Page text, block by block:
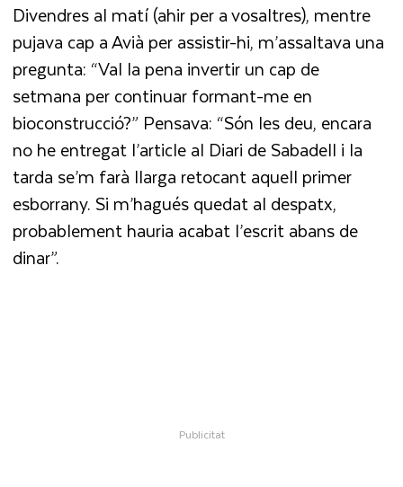
Divendres al matí (ahir per a vosaltres), mentre
pujava cap a Avià per assistir-hi, m’assaltava una
pregunta: “Val la pena invertir un cap de
setmana per continuar formant-me en
bioconstrucció?” Pensava: “Són les deu, encara
no he entregat l’article al Diari de Sabadell i la
tarda se’m farà llarga retocant aquell primer
esborrany. Si m’hagués quedat al despatx,
probablement hauria acabat l’escrit abans de
dinar”.